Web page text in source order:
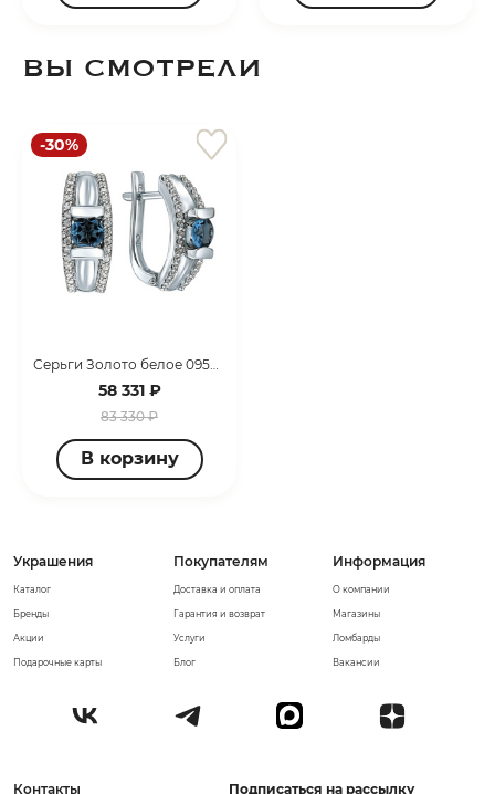
ВЫ СМОТРЕЛИ
-30%
Серьги Золото белое 095214_02_02_011_0011
58 331 ₽
83 330 ₽
В корзину
Информация
О компании
Магазины
Ломбарды
Вакансии
Украшения
Каталог
Бренды
Акции
Подарочные карты
Покупателям
Доставка и оплата
Гарантия и возврат
Услуги
Блог
Контакты Подписаться на рассылку